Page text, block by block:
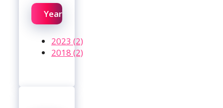
Year
2023 (2)
2018 (2)